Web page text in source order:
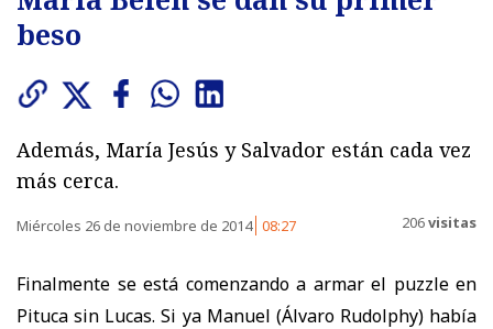
beso
Además, María Jesús y Salvador están cada vez
más cerca.
Miércoles 26 de noviembre de 2014 08:27 206visitas
Finalmente se está comenzando a armar el puzzle en
Pituca sin Lucas. Si ya Manuel (Álvaro Rudolphy) había